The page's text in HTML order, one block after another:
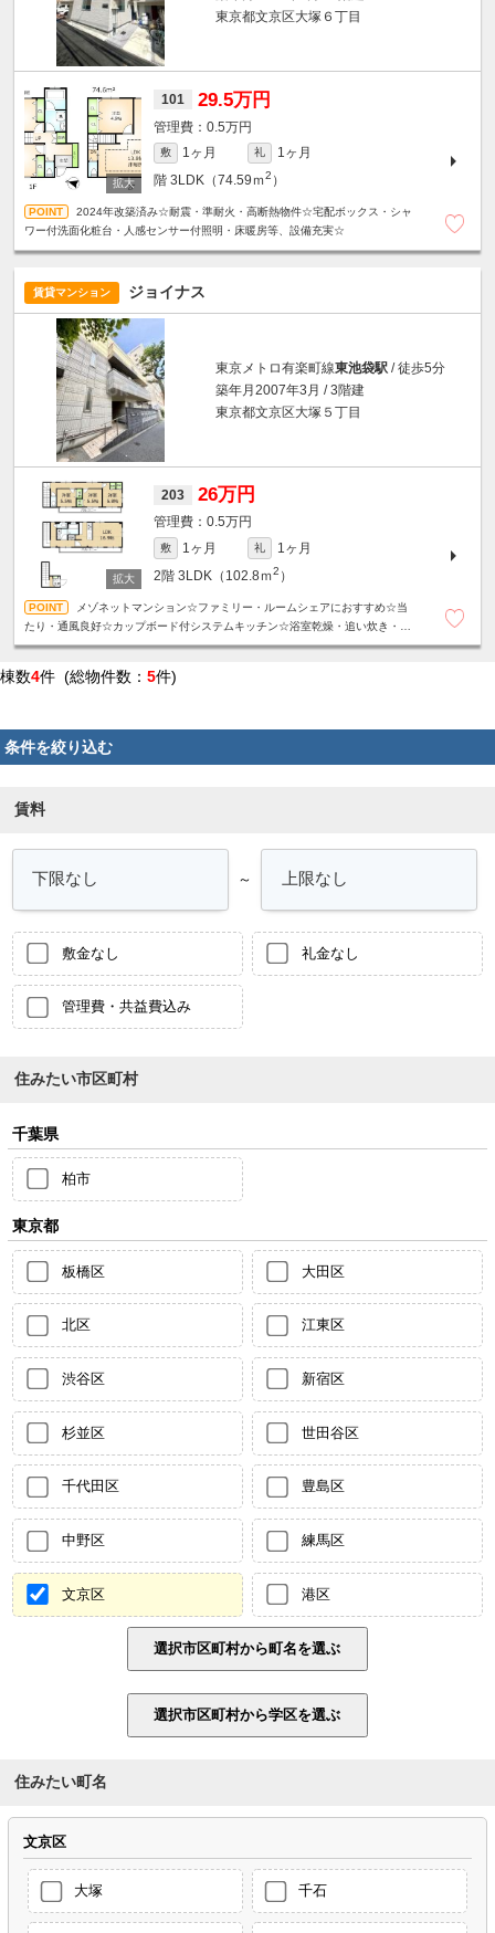
東京都文京区大塚６丁目
101 29.5万円
0.5万円
敷 1ヶ月 礼
1ヶ月
階 3LDK（74.59ｍ2 ）
2024年改築済み☆耐震・準耐火・高断熱物件☆宅配ボックス・シャ
ワー付洗面化粧台・人感センサー付照明・床暖房等、設備充実☆
賃貸マンション ジョイナス
東京メトロ有楽町線東池袋駅 / 徒歩5分
築年月2007年3月 / 3階建
東京都文京区大塚５丁目
203 26万円
0.5万円
敷 1ヶ月 礼
1ヶ月
2階 3LDK（102.8ｍ2 ）
メゾネットマンション☆ファミリー・ルームシェアにおすすめ☆当
たり・通風良好☆カップボード付システムキッチン☆浴室乾燥・追い炊き・各
棟数4件 (総物件数： 5件)
条件を絞り込む
賃料
～
敷金なし 礼金なし
管理費・共益費込み
住みたい市区町村
千葉県
柏市
東京都
板橋区 大田区
北区 江東区
渋谷区 新宿区
杉並区 世田谷区
千代田区 豊島区
中野区 練馬区
文京区 港区
住みたい町名
文京区
大塚 千石